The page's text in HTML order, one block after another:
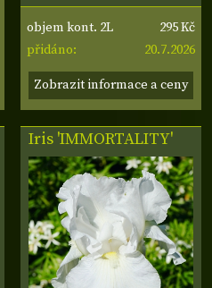
objem kont. 2L
295 Kč
přidáno:
20.7.2026
Zobrazit informace a ceny
Iris 'IMMORTALITY'